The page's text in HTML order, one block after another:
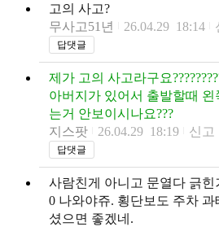
고의 사고?
무사고51년
26.04.29 18:14
답댓글
제가 고의 사고라구요
아버지가 있어서 출발할때
는거 안보이시나요???
지스팟
26.04.29 18:19 신고
답댓글
사람친게 아니고 문열다 긁
0 나와야쥬. 횡단보도 주차
셨으면 좋겠네.